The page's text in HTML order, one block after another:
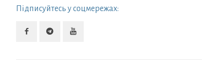
Підписуйтесь у соцмережах: